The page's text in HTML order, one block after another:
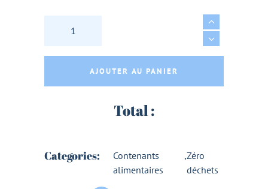
MB SQUARE GRAPHIC JUNGLE LA BOITE
AJOUTER AU PANIER
Total :
Categories:
Contenants
alimentaires
,Zéro
déchets